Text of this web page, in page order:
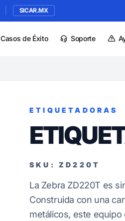
SICAR.MX
Casos de Éxito Soporte
ETIQUETADORAS
SKU: ZD220T
La Zebra ZD220T es
Construida con una
metálicos, este